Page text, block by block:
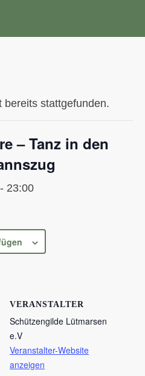
bereits stattgefunden.
– Tanz in den
- 23:00
VERANSTALTER
Schützengilde Lütmarsen
e.V
Veranstalter-Website
anzeigen